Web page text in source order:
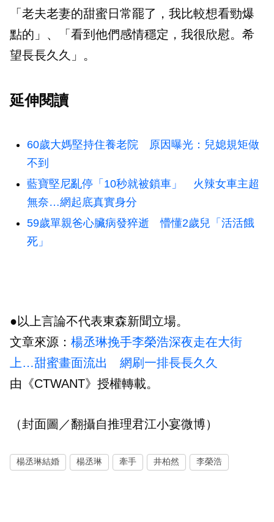
「老夫老妻的甜蜜日常罷了，我比較想看勁爆
點的」、「看到他們感情穩定，我很欣慰。希
望長長久久」。
延伸閱讀
60歲大媽堅持住養老院 原因曝光：兒媳規矩做
不到
藍寶堅尼亂停「10秒就被鎖車」 火辣女車主超
無奈…網起底真實身分
59歲單親爸心臟病發猝逝 懵懂2歲兒「活活餓
死」
●以上言論不代表東森新聞立場。
文章來源： 楊丞琳挽手李榮浩深夜走在大街
上…甜蜜畫面流出 網刷一排長長久久
由《CTWANT》授權轉載。
（封面圖／翻攝自推理君江小宴微博）
楊丞琳結婚 楊丞琳 牽手 井柏然 李榮浩